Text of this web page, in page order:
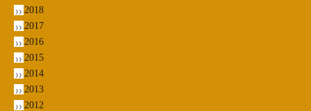
2018
2017
2016
2015
2014
2013
2012